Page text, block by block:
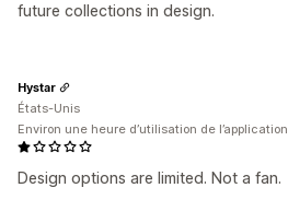
future collections in design.
Design options are limited. Not a fan.
Hystar
États-Unis
Environ une heure d’utilisation de l’application